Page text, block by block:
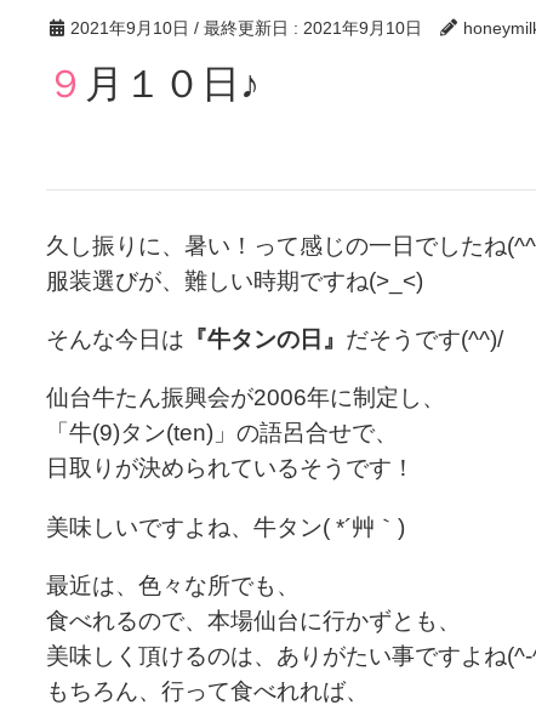
2021年9月10日 / 最終更新日 : 2021年9月10日
９月１０日♪
久し振りに、暑い！って感じの一日でしたね
服装選びが、難しい時期ですね(>_<)
そんな今日は 『牛タンの日』 だそうです(^^)/
仙台牛たん振興会が2006年に制定し、
「牛(9)タン(ten)」の語呂合せで、
日取りが決められているそうです！
美味しいですよね、牛タン( *´艸｀)
最近は、色々な所でも、
食べれるので、本場仙台に行かずとも、
美味しく頂けるのは、ありがたい事ですよね
もちろん、行って食べれれば、